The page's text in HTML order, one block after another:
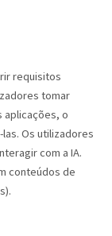
requisitos
tomar
aplicações, o
Os utilizadores
com a IA.
conteúdos de